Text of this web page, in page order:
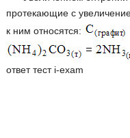
протекающие с
к ним относятся:
ответ тест i-exam